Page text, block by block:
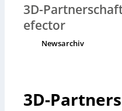
3D-
efector
Newsarchiv
3D-